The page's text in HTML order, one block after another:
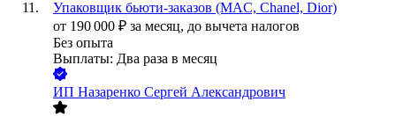
Упаковщик бьюти-заказов (MAC, Chanel, Dior)
от 190 000 ₽ за месяц, до вычета налогов
Без опыта
Выплаты: Два раза в месяц
ИП Назаренко Сергей Александрович